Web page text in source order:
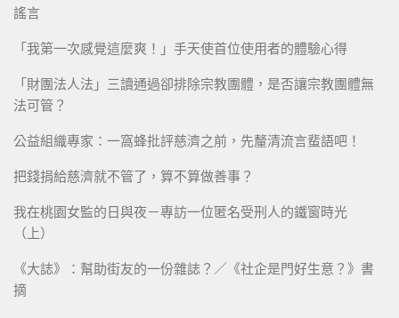
謠言
「我第一次感覺這麼爽！」手天使首位使用者的體驗心得
「財團法人法」三讀通過卻排除宗教團體，是否讓宗教團體無
法可管？
公益組織專家：一窩蜂批評慈濟之前，先釐清流言蜚語吧！
把錢捐給慈濟就不管了，算不算做善事？
我在桃園女監的日與夜－專訪一位匿名受刑人的鐵窗時光
（上）
《大誌》：幫助街友的一份雜誌？／《社企是門好生意？》書
摘